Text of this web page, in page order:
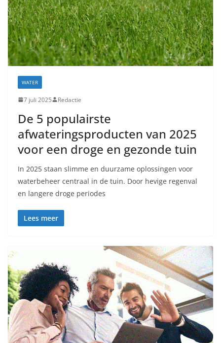
WATER
7 juli 2025 Redactie
De 5 populairste
afwateringsproducten van 2025
voor een droge en gezonde tuin
In 2025 staan slimme en duurzame oplossingen voor
waterbeheer centraal in de tuin. Door hevige regenval
en langere droge periodes
Lees meer